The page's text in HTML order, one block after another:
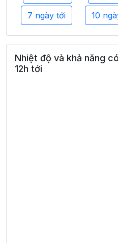
7 ngày tới 10
Nhiệt độ và khả năng
12h tới